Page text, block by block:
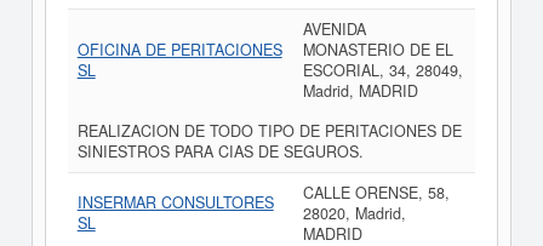
OFICINA DE PERITACIONES
SL
AVENIDA
MONASTERIO DE EL
ESCORIAL, 34, 28049,
Madrid, MADRID
REALIZACION DE TODO TIPO DE PERITACIONES DE
SINIESTROS PARA CIAS DE SEGUROS.
INSERMAR CONSULTORES
SL
CALLE ORENSE, 58,
28020, Madrid,
MADRID